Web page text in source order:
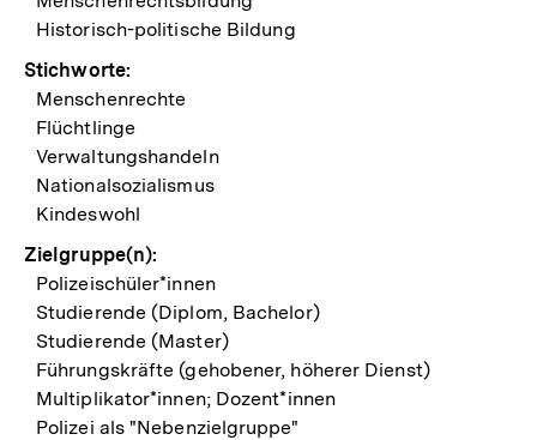
Historisch-politische Bildung
Stichworte:
Menschenrechte
Flüchtlinge
Verwaltungshandeln
Nationalsozialismus
Kindeswohl
Zielgruppe(n):
Polizeischüler*innen
Studierende (Diplom, Bachelor)
Studierende (Master)
Führungskräfte (gehobener, höherer Dienst)
Multiplikator*innen; Dozent*innen
Polizei als "Nebenzielgruppe"